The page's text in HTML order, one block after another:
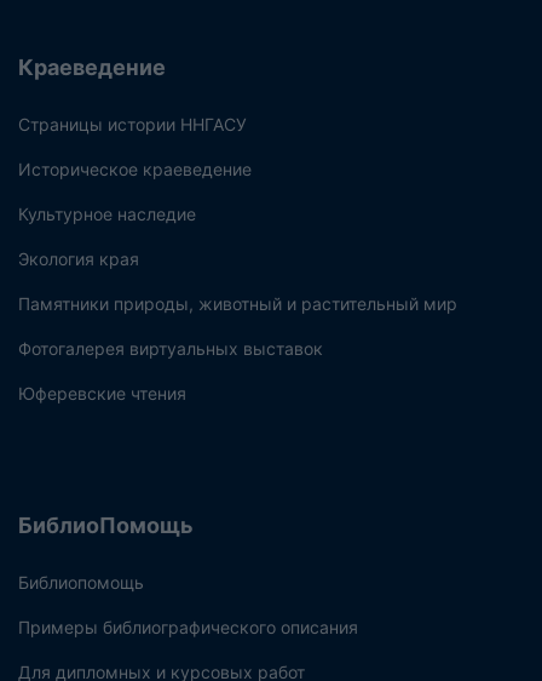
Краеведение
Страницы истории ННГАСУ
Историческое краеведение
Культурное наследие
Экология края
Памятники природы, животный и растительный мир
Фотогалерея виртуальных выставок
Юферевские чтения
БиблиоПомощь
Библиопомощь
Примеры библиографического описания
Для дипломных и курсовых работ